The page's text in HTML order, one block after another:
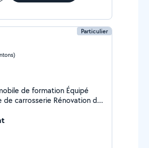
Particulier
de formation Équipé
carrosserie Rénovation de
» Produit a payer avant